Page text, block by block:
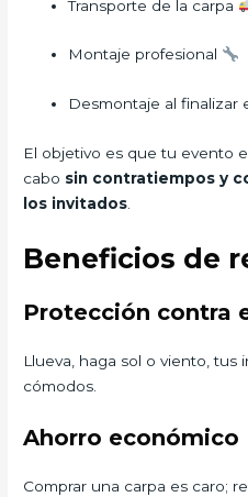
Transporte de la carpa
Montaje profesional
Desmontaje al finalizar
El objetivo es que tu evento
cabo sin contratiempos y
los invitados
Beneficios de
Protección contra
Llueva, haga sol o viento, tus
cómodos.
Ahorro económico
Comprar una carpa es caro;